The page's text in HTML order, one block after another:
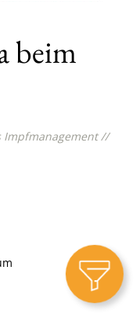
beim
Impfmanagement //